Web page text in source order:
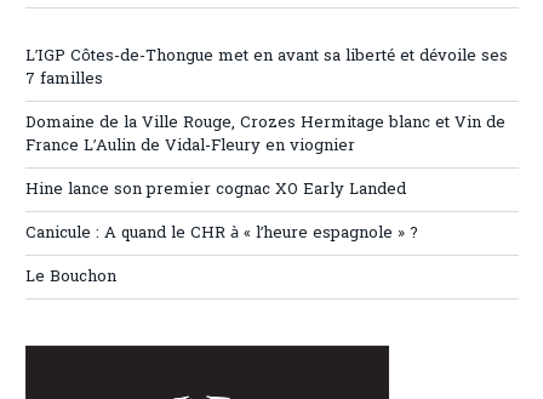
L’IGP Côtes-de-Thongue met en avant sa liberté et dévoile ses
7 familles
Domaine de la Ville Rouge, Crozes Hermitage blanc et Vin de
France L’Aulin de Vidal-Fleury en viognier
Hine lance son premier cognac XO Early Landed
Canicule : A quand le CHR à « l’heure espagnole » ?
Le Bouchon